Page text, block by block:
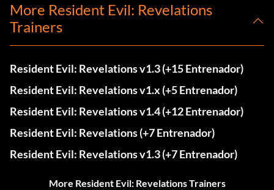
More Resident Evil: Revelations
Trainers
Resident Evil: Revelations v1.3 (+15 Entrenador)
Resident Evil: Revelations v1.x (+5 Entrenador)
Resident Evil: Revelations v1.4 (+12 Entrenador)
Resident Evil: Revelations (+7 Entrenador)
Resident Evil: Revelations v1.3 (+7 Entrenador)
More Resident Evil: Revelations Trainers